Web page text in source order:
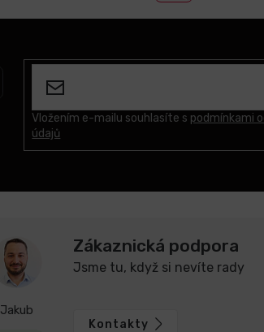
Vložením e-mailu souhlasíte s podmínkami
údajů
Jakub
Zákaznická podpora
Jsme tu, když si nevíte rady
Kontakty